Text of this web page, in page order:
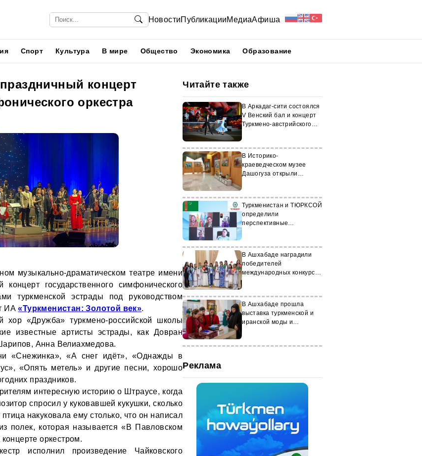
НовостиПубликацииМедиаАфиша
Спорт Культура В мире Общество Экономика Образование
концерт
оркестра
музыкально-драматическом театре имени
концерт государственного симфонического
туркменской эстрады под руководством
ИА«Туркменистан: Золотой век».
хор «Дружба» туркмено-российской школы
известные артисты эстрады, как Довран
Анна Велиахмедова.
«Снежинка», «А снег идёт», «Однажды в
«Опять метель» и другие песни, хорошо
праздников.
интересную историю о Штраусе, когда
спросил у куковавшей кукушки, сколько
накуковала ему столько, что он написал
полек, которая называется «В Павловском
оркестром.
исполнил произведение Чайковского
Читайте также
В Аркадаг-сити состоялся
V Венский бал и концерт
Туркмено-австрийского
В Историко-
краеведческом музее
Дашогуза открыли
Туркменистан и ТЮРКСОЙ
определили
перспективные
году
В Ашхабаде наградили
победителей
международных конкурсов
В Ашхабаде прошла
выставка туркменской и
иранской моды и
Реклама